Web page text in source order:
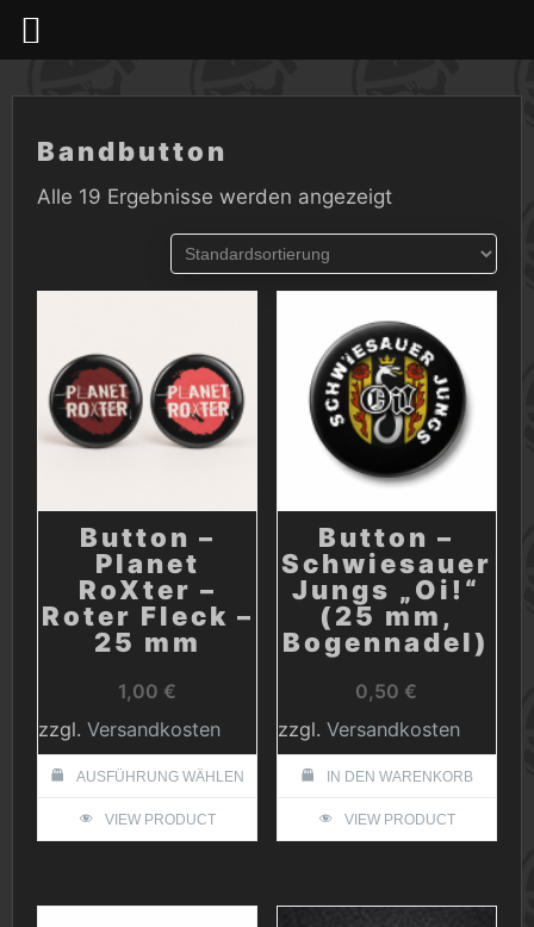
Bandbutton
Alle 19 Ergebnisse werden angezeigt
Button –
Planet
RoXter –
Roter Fleck –
25 mm
1,00€
zzgl. Versandkosten
AUSFÜHRUNG WÄHLEN
Produkt
Varianten
VIEW PRODUCT
Button –
Schwiesauer
Jungs „Oi!“
(25 mm,
Bogennadel)
0,50€
zzgl. Versandkosten
IN DEN WARENKORB
VIEW PRODUCT